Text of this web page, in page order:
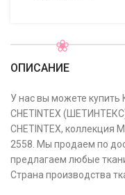
ОПИСАНИЕ
У нас вы можете купить
CHETINTEX
CHETINTEX, коллекция
2558. Мы продаем по
предлагаем любые
Страна производства